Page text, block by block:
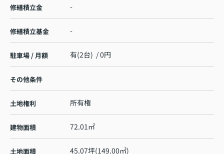
修繕積立金 -
修繕積立基金 -
駐車場 / 月額 有(2台) / 0円
その他条件
土地権利 所有権
建物面積 72.01㎡
土地面積 45.07坪(149.00㎡)